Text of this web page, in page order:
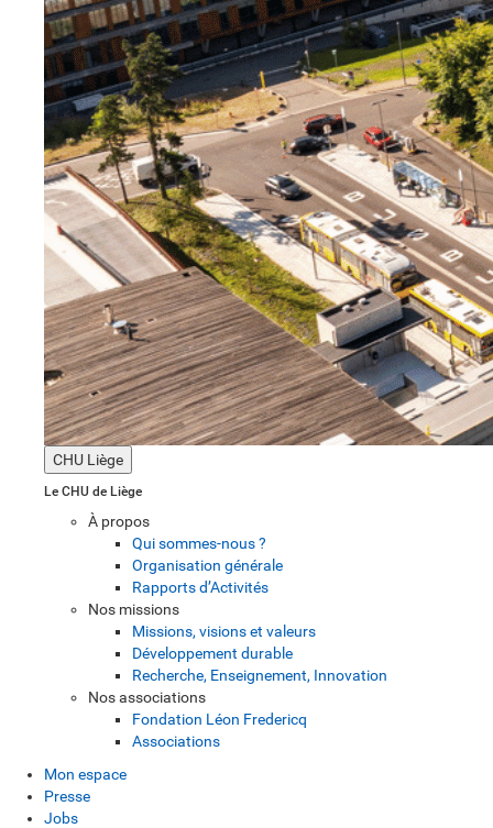
CHU Liège
Le CHU de Liège
À propos
Qui sommes-nous ?
Organisation générale
Rapports d’Activités
Nos missions
Missions, visions et valeurs
Développement durable
Recherche, Enseignement, Innovation
Nos associations
Fondation Léon Fredericq
Associations
Mon espace
Presse
Jobs